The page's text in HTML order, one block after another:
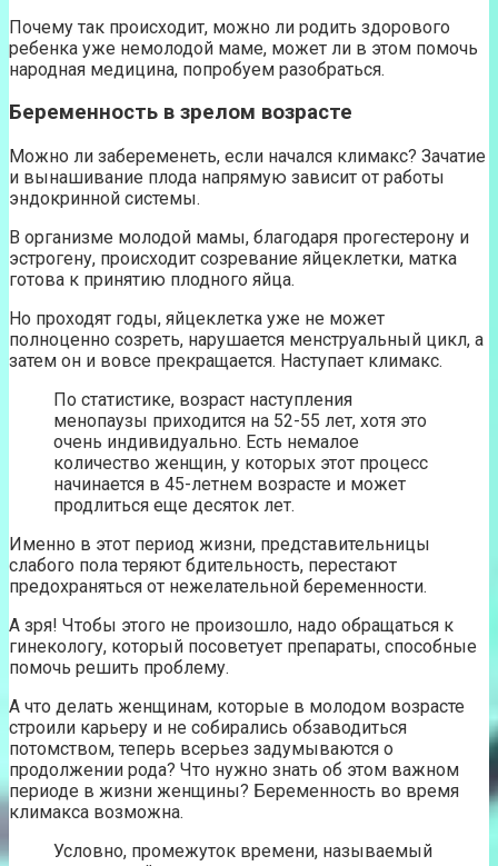
Почему так происходит, можно ли родить здорового
ребенка уже немолодой маме, может ли в этом помочь
народная медицина, попробуем разобраться.
Беременность в зрелом возрасте
Можно ли забеременеть, если начался климакс? Зачатие
и вынашивание плода напрямую зависит от работы
эндокринной системы.
В организме молодой мамы, благодаря прогестерону и
эстрогену, происходит созревание яйцеклетки, матка
готова к принятию плодного яйца.
Но проходят годы, яйцеклетка уже не может
полноценно созреть, нарушается менструальный цикл, а
затем он и вовсе прекращается. Наступает климакс.
По статистике, возраст наступления
менопаузы приходится на 52-55 лет, хотя это
очень индивидуально. Есть немалое
количество женщин, у которых этот процесс
начинается в 45-летнем возрасте и может
продлиться еще десяток лет.
Именно в этот период жизни, представительницы
слабого пола теряют бдительность, перестают
предохраняться от нежелательной беременности.
А зря! Чтобы этого не произошло, надо обращаться к
гинекологу, который посоветует препараты, способные
помочь решить проблему.
А что делать женщинам, которые в молодом возрасте
строили карьеру и не собирались обзаводиться
потомством, теперь всерьез задумываются о
продолжении рода? Что нужно знать об этом важном
периоде в жизни женщины? Беременность во время
климакса возможна.
Условно, промежуток времени, называемый